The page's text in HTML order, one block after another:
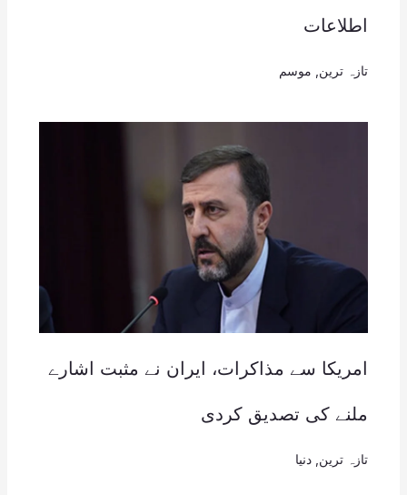
اطلاعات
تازہ ترین موسم
امریکا سے مذاکرات، ایران نے مثبت اشارے
ملنے کی تصدیق کردی
تازہ ترین دنیا